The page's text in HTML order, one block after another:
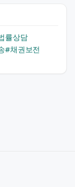
률상담
#채권보전